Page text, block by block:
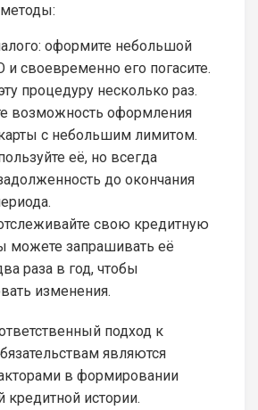
оформите небольшой
своевременно его погасите.
процедуру несколько раз.
возможность оформления
с небольшим лимитом.
её, но всегда
до окончания
свою кредитную
можете запрашивать её
раза в год, чтобы
изменения.
подход к
являются
в формировании
кредитной истории.